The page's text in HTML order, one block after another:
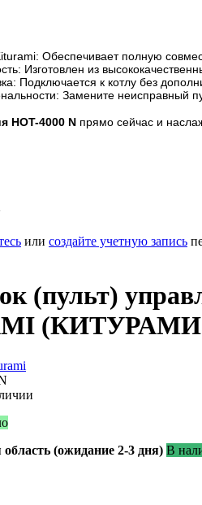
Обеспечивает полную
Изготовлен из
Подключается к котлу без
Замените неисправный
HOT-4000 N прямо сейчас и
или создайте учетную запись
(пульт)
(ожидание 2-3 дня) В